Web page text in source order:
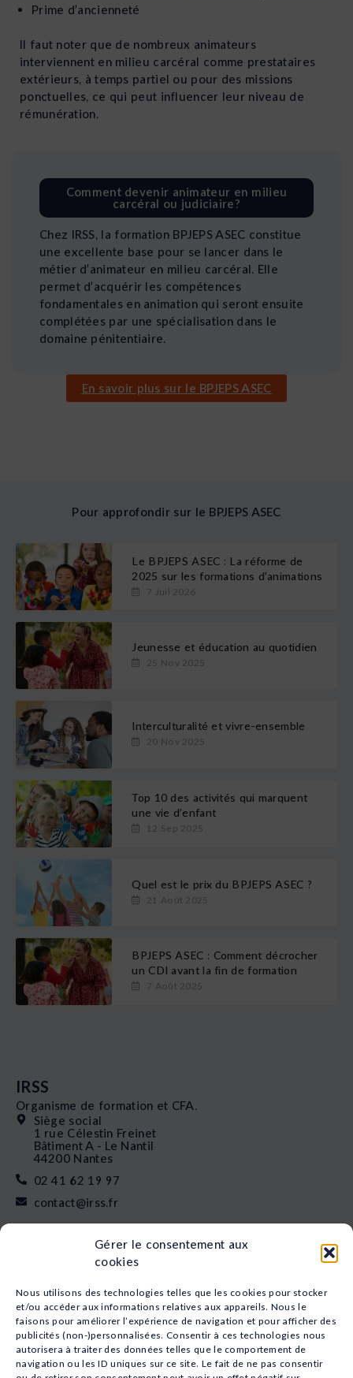
Gérer le consentement aux
cookies
Nous utilisons des technologies telles que les cookies pour stocker
et/ou accéder aux informations relatives aux appareils. Nous le
faisons pour améliorer l’expérience de navigation et pour afficher des
publicités (non-)personnalisées. Consentir à ces technologies nous
autorisera à traiter des données telles que le comportement de
navigation ou les ID uniques sur ce site. Le fait de ne pas consentir
Prime d’ancienneté
Il faut noter que de nombreux animateurs
interviennent en milieu carcéral comme prestataires
extérieurs, à temps partiel ou pour des missions
ponctuelles, ce qui peut influencer leur niveau de
rémunération.
Comment devenir animateur en milieu
carcéral ou judiciaire?
Chez IRSS, la formation BPJEPS ASEC constitue
une excellente base pour se lancer dans le
métier d’animateur en milieu carcéral. Elle
permet d’acquérir les compétences
fondamentales en animation qui seront ensuite
complétées par une spécialisation dans le
domaine pénitentiaire.
En savoir plus sur le BPJEPS ASEC
Pour approfondir sur le BPJEPS ASEC
Le BPJEPS ASEC : La réforme de
2025 sur les formations d’animations
7 Juil 2026
Jeunesse et éducation au quotidien
25 Nov 2025
Interculturalité et vivre-ensemble
20 Nov 2025
Top 10 des activités qui marquent
une vie d’enfant
12 Sep 2025
Quel est le prix du BPJEPS ASEC ?
21 Août 2025
BPJEPS ASEC : Comment décrocher
un CDI avant la fin de formation
7 Août 2025
IRSS
Organisme de formation et CFA.
Siège social
1 rue Célestin Freinet
Bâtiment A - Le Nantil
44200 Nantes
02 41 62 19 97
contact@irss.fr
Nos formations
L’apprentissage
Financement
Qui sommes-nous
Actualités
Nos études
Recrutement